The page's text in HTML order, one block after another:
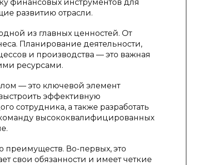
финансовых инструментов для
развитию отрасли.
из главных ценностей. От
Планирование деятельности,
и производства — это важная
ресурсами.
— это ключевой элемент
эффективную
сотрудника, а также разработать
высококвалифицированных
преимуществ. Во-первых, это
свои обязанности и имеет четкие